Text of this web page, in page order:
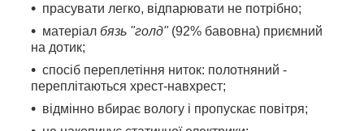
прасувати легко, відпарювати не потрібно;
матеріал бязь "голд"(92% бавовна) приємний
на дотик;
спосіб переплетіння ниток: полотняний -
переплітаються хрест-навхрест;
відмінно вбирає вологу і пропускає повітря;